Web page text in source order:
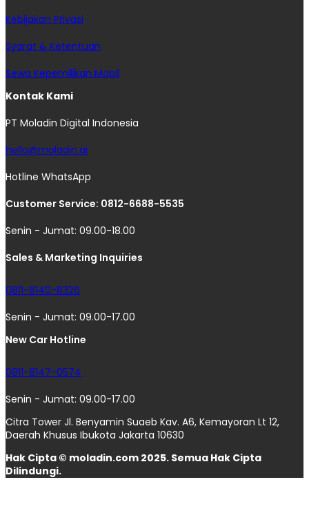
Kebijakan Privasi
Syarat & Ketentuan
Sewa Kepemilikan Mobil
Kontak Kami
PT Moladin Digital Indonesia
hello@moladin.ai
Hotline WhatsApp
Customer Service: 0812-6688-5535
Senin - Jumat: 09.00-18.00
Sales & Marketing Inquiries
0811-8140-8326
Senin - Jumat: 09.00-17.00
New Car Hotline
0811-8147-0574
Senin - Jumat: 09.00-17.00
Citra Tower Jl. Benyamin Suaeb Kav. A6, Kemayoran Lt 12,
Daerah Khusus Ibukota Jakarta 10630
Hak Cipta © moladin.com 2025. Semua Hak Cipta
Dilindungi.